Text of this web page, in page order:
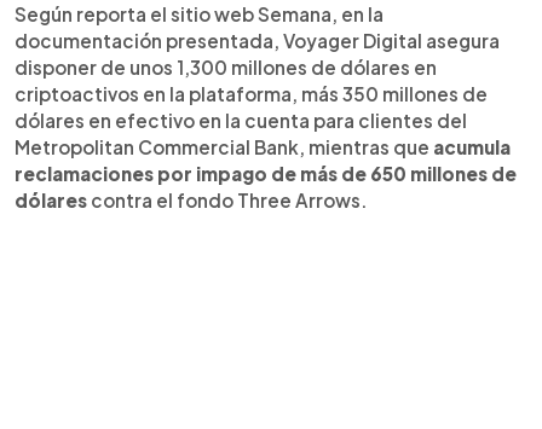
Según reporta el sitio web Semana, en la
documentación presentada, Voyager Digital asegura
disponer de unos 1,300 millones de dólares en
criptoactivos en la plataforma, más 350 millones de
dólares en efectivo en la cuenta para clientes del
Metropolitan Commercial Bank, mientras que acumula
reclamaciones por impago de más de 650 millones de
dólares contra el fondo Three Arrows.